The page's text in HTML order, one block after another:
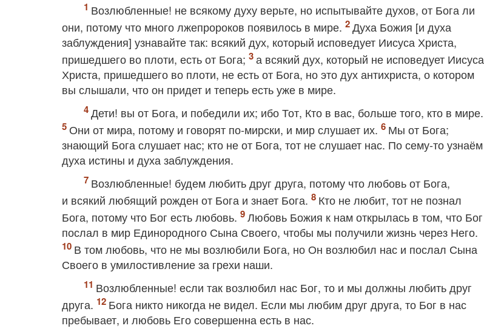
Возлюбленные! не всякому духу верьте, но испытывайте духов, от Бога ли
они, потому что много лжепророков появилось в мире.
Духа Божия [и духа
заблуждения] узнавайте так: всякий дух, который исповедует Иисуса Христа,
пришедшего во плоти, есть от Бога;
а всякий дух, который не исповедует Иисуса
Христа, пришедшего во плоти, не есть от Бога, но это дух антихриста, о котором
вы слышали, что он придет и теперь есть уже в мире.
Дети! вы от Бога, и победили их; ибо Тот, Кто в вас, больше того, кто в мире.
Они от мира, потому и говорят по‐мирски, и мир слушает их.
Мы от Бога;
знающий Бога слушает нас; кто не от Бога, тот не слушает нас. По сему‐то узнаём
духа истины и духа заблуждения.
Возлюбленные! будем любить друг друга, потому что любовь от Бога,
и всякий любящий рожден от Бога и знает Бога.
Кто не любит, тот не познал
Бога, потому что Бог есть любовь.
Любовь Божия к нам открылась в том, что Бог
послал в мир Единородного Сына Своего, чтобы мы получили жизнь через Него.
В том любовь, что не мы возлюбили Бога, но Он возлюбил нас и послал Сына
Своего в умилостивление за грехи наши.
Возлюбленные! если так возлюбил нас Бог, то и мы должны любить друг
друга.
Бога никто никогда не видел. Если мы любим друг друга, то Бог в нас
пребывает, и любовь Его совершенна есть в нас.